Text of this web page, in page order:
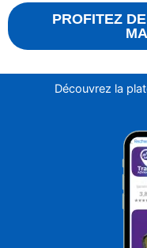
PROFITEZ
Découvrez la